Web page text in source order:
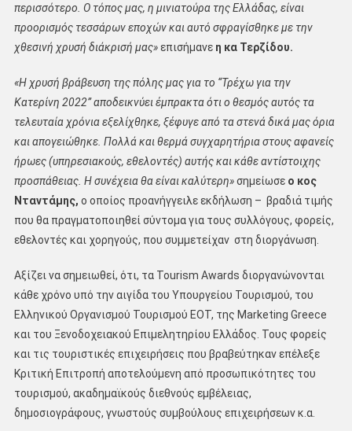
περισσότερο. Ο τόπος μας, η μινιατούρα της Ελλάδας, είναι
προορισμός τεσσάρων εποχών και αυτό σφραγίσθηκε με την
χθεσινή χρυσή διάκρισή μας»επισήμανε η κα Τερζίδου.
«Η χρυσή βράβευση της πόλης μας για το “Τρέχω για την
Κατερίνη 2022” αποδεικνύει έμπρακτα ότι ο θεσμός αυτός τα
τελευταία χρόνια εξελίχθηκε, ξέφυγε από τα στενά δικά μας όρια
και απογειώθηκε. Πολλά και θερμά συγχαρητήρια στους αφανείς
ήρωες (υπηρεσιακούς, εθελοντές) αυτής και κάθε αντίστοιχης
προσπάθειας. Η συνέχεια θα είναι καλύτερη»σημείωσε ο κος
Νταντάμης, ο οποίος προανήγγειλε εκδήλωση – βραδιά τιμής
που θα πραγματοποιηθεί σύντομα για τους συλλόγους, φορείς,
εθελοντές και χορηγούς, που συμμετείχαν στη διοργάνωση.
Αξίζει να σημειωθεί, ότι, τα Tourism Awards διοργανώνονται
κάθε χρόνο υπό την αιγίδα του Υπουργείου Τουρισμού, του
Ελληνικού Οργανισμού Τουρισμού ΕΟΤ, της Marketing Greece
και του Ξενοδοχειακού Επιμελητηρίου Ελλάδος. Τους φορείς
και τις τουριστικές επιχειρήσεις που βραβεύτηκαν επέλεξε
Κριτική Επιτροπή αποτελούμενη από προσωπικότητες του
τουρισμού, ακαδημαϊκούς διεθνούς εμβέλειας,
δημοσιογράφους, γνωστούς συμβούλους επιχειρήσεων κ.α.